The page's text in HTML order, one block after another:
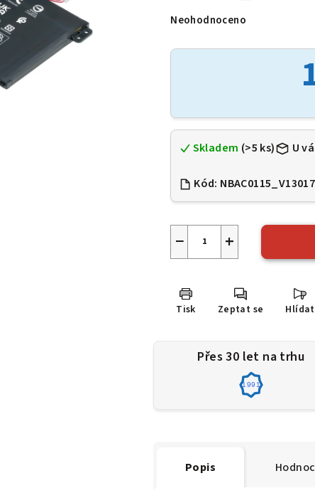
Průměrné
produktu
je
Neohodnoceno
Skladem (>5 ks) U
Kód:
+
−
Tisk Zeptat se Hlídat
Přes 30 let na trhu
1991
Popis